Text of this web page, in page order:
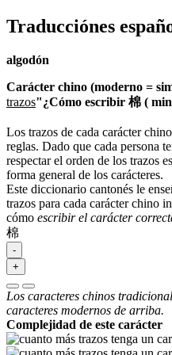
Traducciónes
algodón
Carácter chino (moderno =
trazos"¿Cómo escribir 棉 (
Los trazos de cada carácter
reglas. Dado que cada persona
respectar el orden de los trazos
forma general de los carácteres.
Este diccionario cantonés le
trazos para cada carácter chino
cómo escribir el carácter
棉
-
+
Los caracteres chinos
caracteres modernos de arriba.
Complejidad de este carácter